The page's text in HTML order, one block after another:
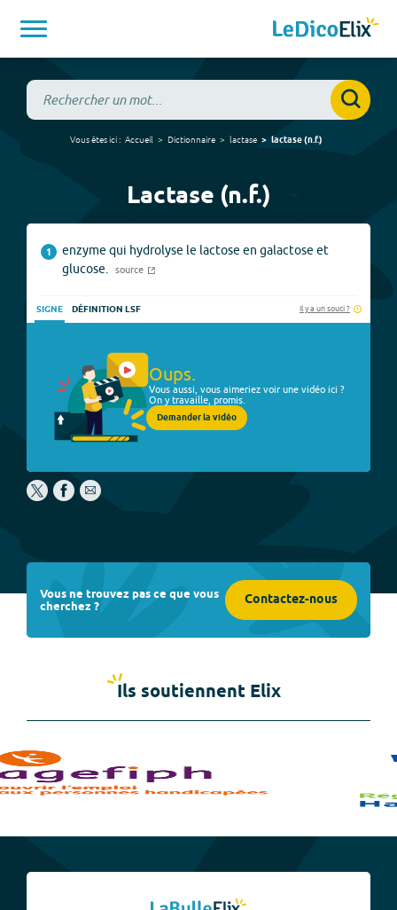
Vous êtes ici : Accueil Dictionnaire lactase lactase(n.f.)
Lactase (n.f.)
1
enzyme qui hydrolyse le lactose en galactose et
glucose.
source
SIGNE DÉFINITION LSF Il y a un souci ?
Oups.
Vous aussi, vous aimeriez voir une vidéo ici ?
On y travaille, promis.
Demander la vidéo
Vous ne trouvez pas ce que vous
cherchez ? Contactez-nous
Ils soutiennent Elix